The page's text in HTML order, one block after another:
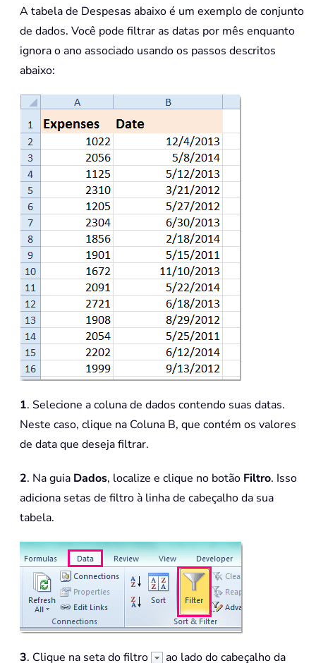
A tabela de Despesas abaixo é um exemplo de conjunto
de dados. Você pode filtrar as datas por mês enquanto
ignora o ano associado usando os passos descritos
abaixo:
1. Selecione a coluna de dados contendo suas datas.
Neste caso, clique na Coluna B, que contém os valores
de data que deseja filtrar.
2. Na guia Dados, localize e clique no botão Filtro. Isso
adiciona setas de filtro à linha de cabeçalho da sua
tabela.
3. Clique na seta do filtro ao lado do cabeçalho da